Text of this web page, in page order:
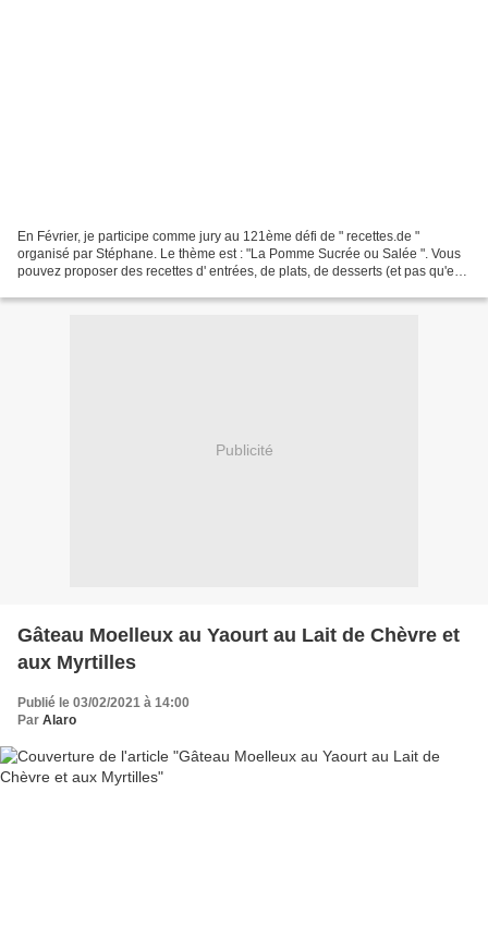
En Février, je participe comme jury au 121ème défi de " recettes.de "
organisé par Stéphane. Le thème est : "La Pomme Sucrée ou Salée ". Vous
pouvez proposer des recettes d' entrées, de plats, de desserts (et pas qu'en
Publicité
Gâteau Moelleux au Yaourt au Lait de Chèvre et
aux Myrtilles
Publié le 03/02/2021 à 14:00
Par Alaro